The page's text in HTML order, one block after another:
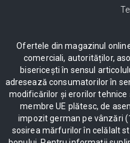
Ofertele din magazinul
comerciali, autorităților,
bisericești în sensul
adresează consumatorilor în
modificărilor și erorilor
membre UE plătesc, de
impozit german pe vânzări
sosirea mărfurilor în celălalt